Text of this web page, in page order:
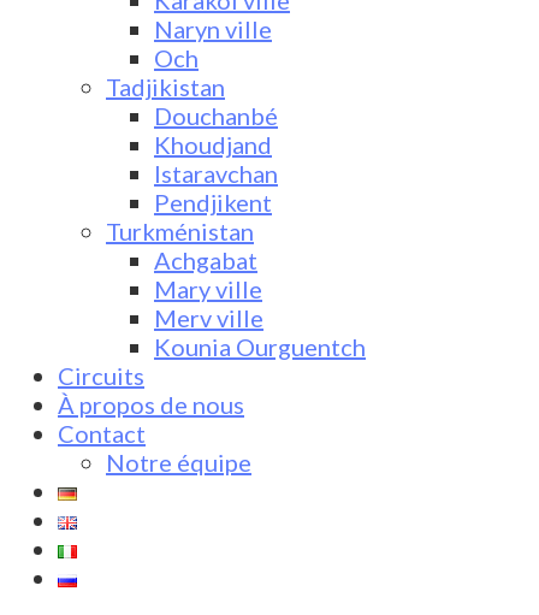
Naryn ville
Och
Tadjikistan
Douchanbé
Khoudjand
Istaravchan
Pendjikent
Turkménistan
Achgabat
Mary ville
Merv ville
Kounia Ourguentch
Circuits
À propos de nous
Contact
Notre équipe